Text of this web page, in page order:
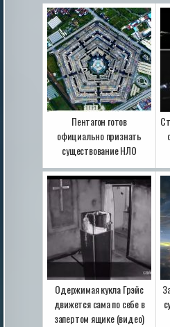
Пентагон готов
официально признать
существование НЛО
Одержимая кукла Грэйс
движется сама по себе в
запертом ящике (видео)